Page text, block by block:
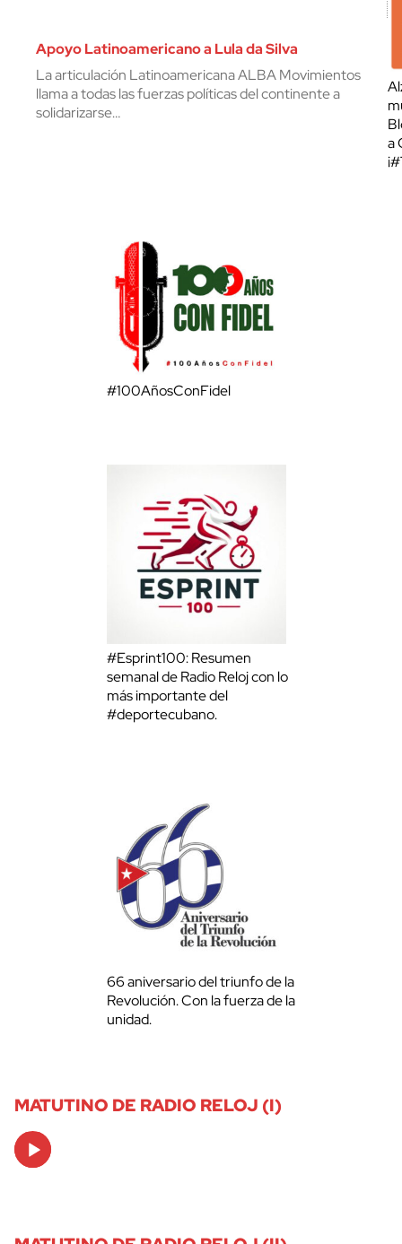
Apoyo Latinoamericano a Lula da Silva
La articulación Latinoamericana ALBA Movimientos
llama a todas las fuerzas políticas del continente a
solidarizarse…
a
#100AñosConFidel
#Esprint100: Resumen
semanal de Radio Reloj con lo
más importante del
#deportecubano.
66 aniversario del triunfo de la
Revolución. Con la fuerza de la
unidad.
MATUTINO DE RADIO RELOJ (I)
Audio
Player